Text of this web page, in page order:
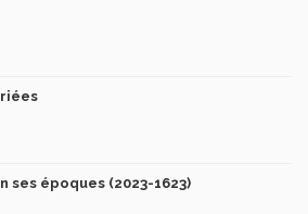
ses époques (2023-1623)